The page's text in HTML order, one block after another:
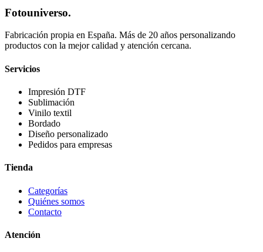
Fotouniverso.
Fabricación propia en España. Más de 20 años personalizando
productos con la mejor calidad y atención cercana.
Servicios
Impresión DTF
Sublimación
Vinilo textil
Bordado
Diseño personalizado
Pedidos para empresas
Tienda
Categorías
Quiénes somos
Contacto
Atención